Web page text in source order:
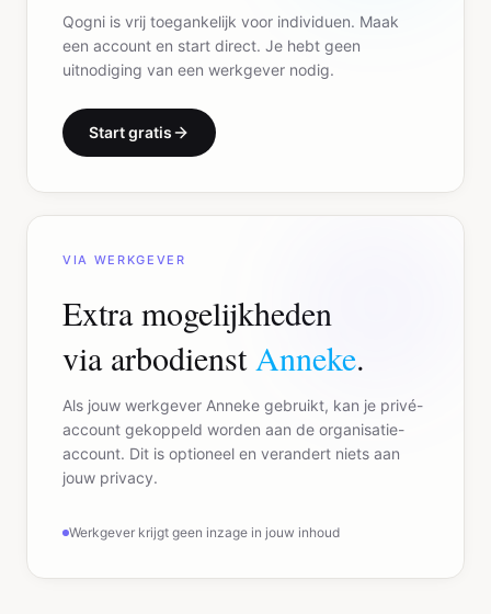
Qogni is vrij toegankelijk voor individuen. Maak
een account en start direct. Je hebt geen
uitnodiging van een werkgever nodig.
Start gratis
VIA WERKGEVER
Extra mogelijkheden
via arbodienst Anneke.
Als jouw werkgever Anneke gebruikt, kan je privé-
account gekoppeld worden aan de organisatie-
account. Dit is optioneel en verandert niets aan
jouw privacy.
Werkgever krijgt geen inzage in jouw inhoud